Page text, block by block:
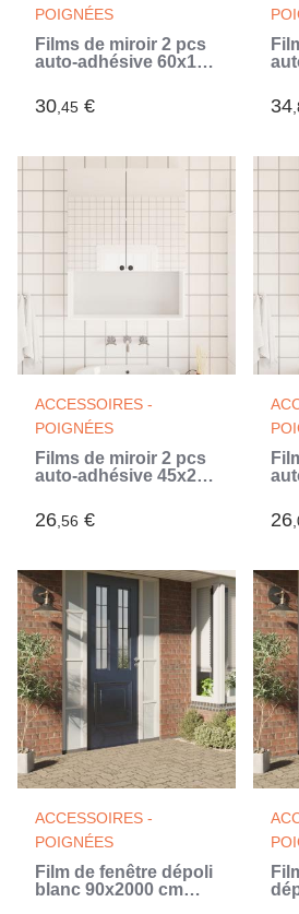
POIGNÉES
Films de miroir 2 pcs
auto-adhésive 60x150
30,45 € 34
ACCESSOIRES -
POIGNÉES
Films de miroir 2 pcs
auto-adhésive 45x200
26,56 € 26
ACCESSOIRES -
POIGNÉES
Film de fenêtre dépoli
blanc 90x2000 cm